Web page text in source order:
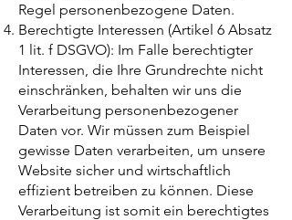
Regel personenbezogene Daten.
Berechtigte Interessen (Artikel 6 Absatz
1 lit. f DSGVO): Im Falle berechtigter
Interessen, die Ihre Grundrechte nicht
einschränken, behalten wir uns die
Verarbeitung personenbezogener
Daten vor. Wir müssen zum Beispiel
gewisse Daten verarbeiten, um unsere
Website sicher und wirtschaftlich
effizient betreiben zu können. Diese
Verarbeitung ist somit ein berechtigtes